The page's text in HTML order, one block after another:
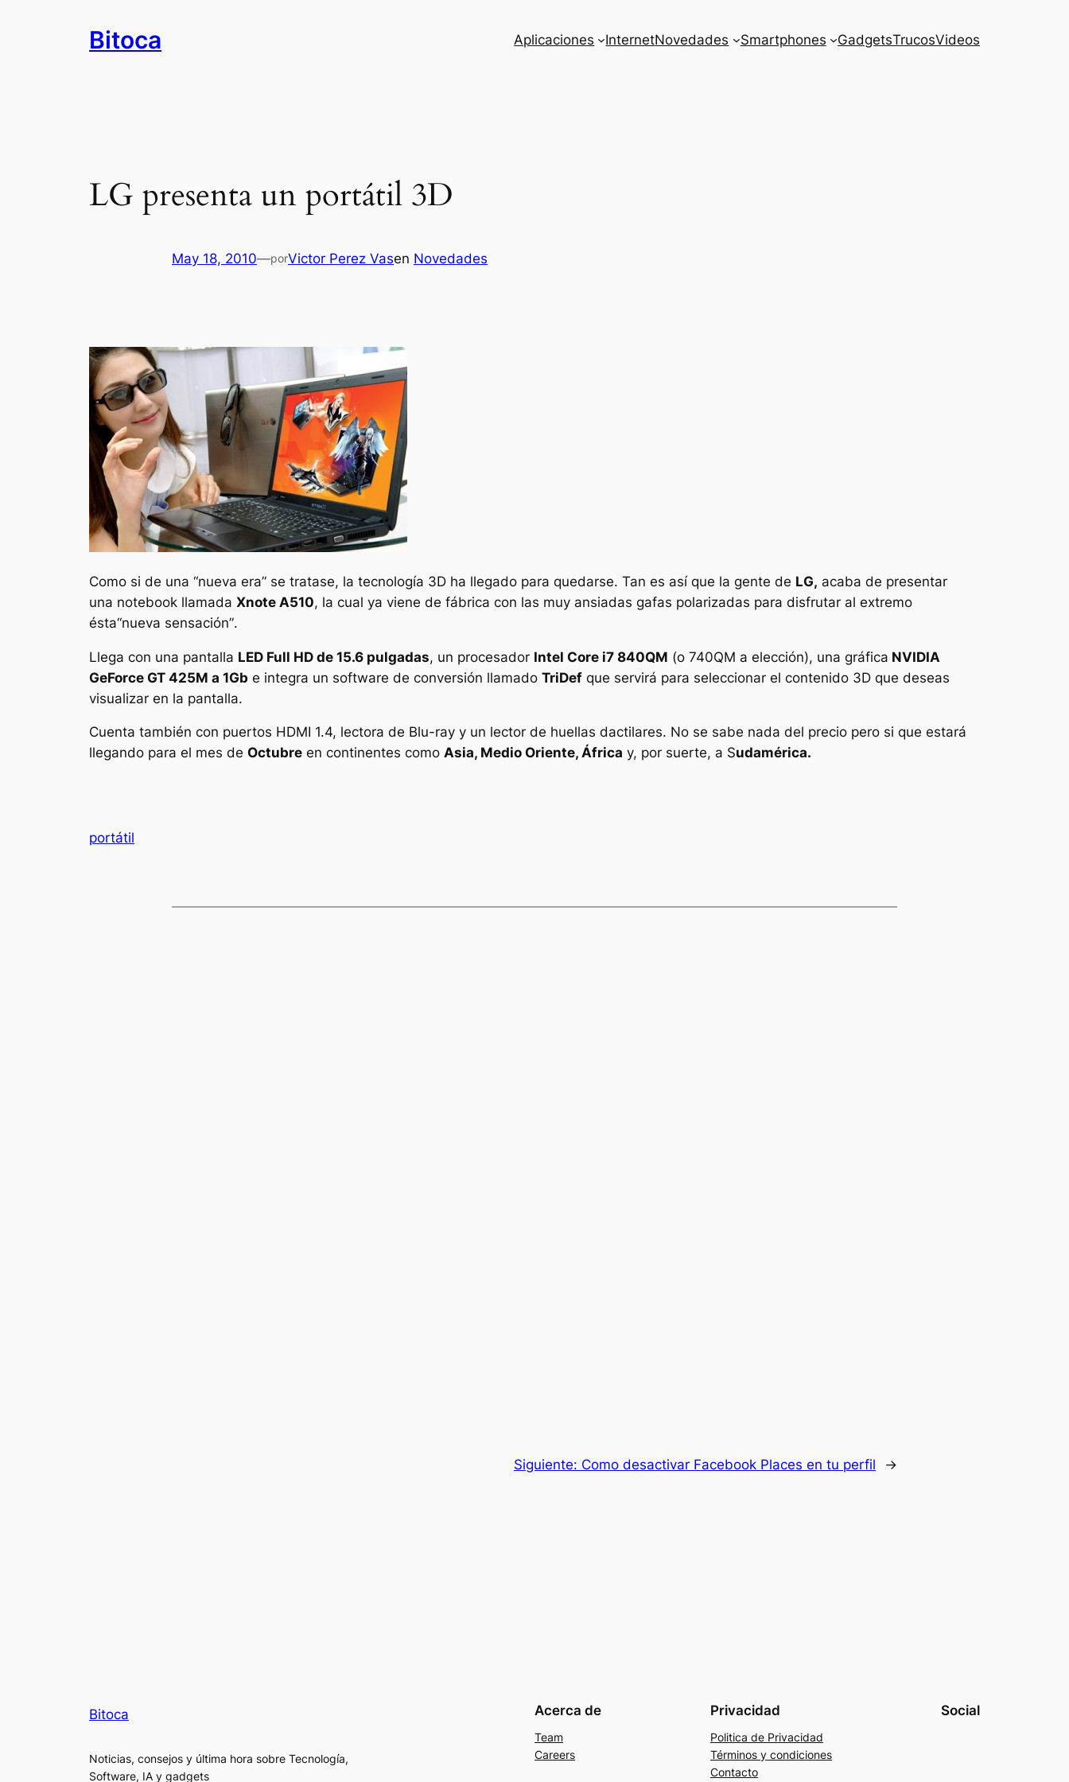
Bitoca Aplicaciones InternetNovedades Smartphones GadgetsTrucosVideos
LG presenta un portátil 3D
May 18, 2010—porVictor Perez Vasen Novedades
Como si de una “nueva era” se tratase, la tecnología 3D ha llegado para quedarse. Tan es así que la gente de LG, acaba de presentar
una notebook llamada Xnote A510, la cual ya viene de fábrica con las muy ansiadas gafas polarizadas para disfrutar al extremo
ésta“nueva sensación”.
Llega con una pantalla LED Full HD de 15.6 pulgadas, un procesador Intel Core i7 840QM (o 740QM a elección), una gráfica NVIDIA
GeForce GT 425M a 1Gb e integra un software de conversión llamado TriDef que servirá para seleccionar el contenido 3D que deseas
visualizar en la pantalla.
Cuenta también con puertos HDMI 1.4, lectora de Blu-ray y un lector de huellas dactilares. No se sabe nada del precio pero si que estará
llegando para el mes de Octubre en continentes como Asia, Medio Oriente, África y, por suerte, a Sudamérica.
portátil
Siguiente: Como desactivar Facebook Places en tu perfil →
Bitoca
Noticias, consejos y última hora sobre Tecnología,
Software, IA y gadgets
Acerca de
Team
Careers
Privacidad
Politica de Privacidad
Términos y condiciones
Contacto
Social